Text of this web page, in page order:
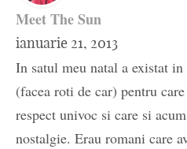
Meet The Sun
ianuarie 21, 2013
In satul meu natal a existat
(facea roti de car) pentru
respect univoc si care si
nostalgie. Erau romani care